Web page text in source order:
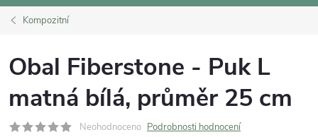
Kompozitní
Obal Fiberstone - Puk L
matná bílá, průměr 25 cm
Neohodnoceno Podrobnosti hodnocení